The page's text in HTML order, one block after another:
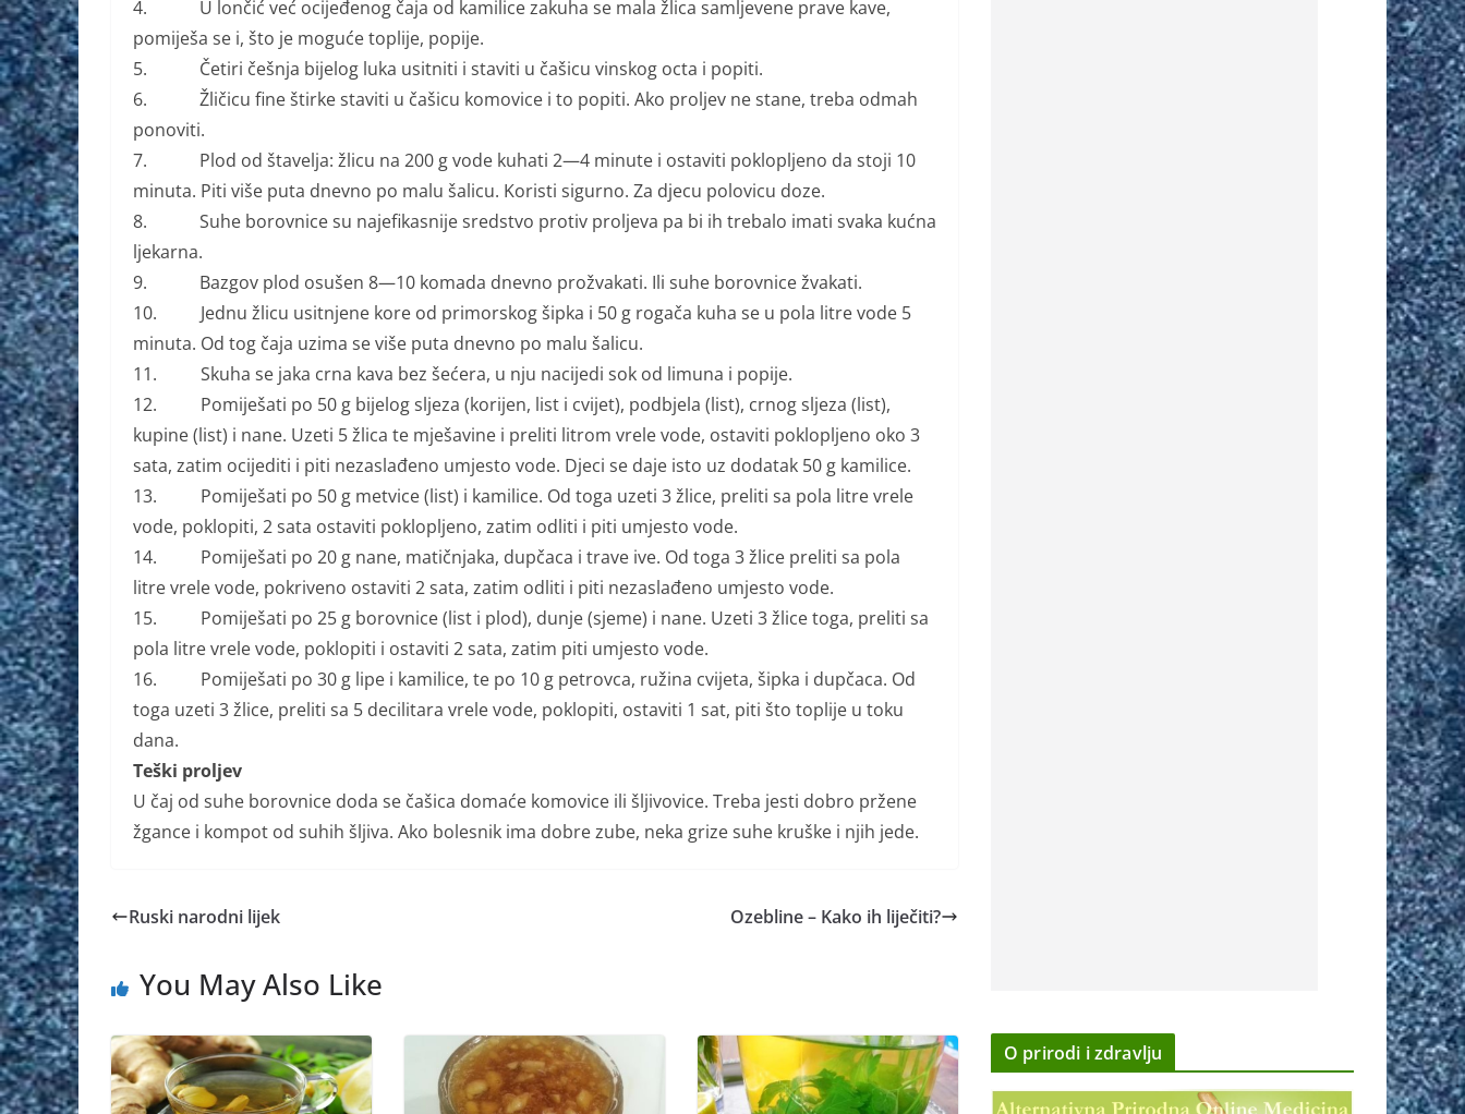
4. U lončić već ocijeđenog čaja od kamilice zakuha se mala žlica samljevene prave kave,
pomiješa se i, što je moguće toplije, popije.
5. Četiri češnja bijelog luka usitniti i staviti u čašicu vinskog octa i popiti.
6. Žličicu fine štirke staviti u čašicu komovice i to popiti. Ako proljev ne stane, treba odmah
ponoviti.
7. Plod od štavelja: žlicu na 200 g vode kuhati 2—4 minute i ostaviti poklopljeno da stoji 10
minuta. Piti više puta dnevno po malu šalicu. Koristi sigurno. Za djecu polovicu doze.
8. Suhe borovnice su najefikasnije sredstvo protiv proljeva pa bi ih trebalo imati svaka kućna
ljekarna.
9. Bazgov plod osušen 8—10 komada dnevno prožvakati. Ili suhe borovnice žvakati.
10. Jednu žlicu usitnjene kore od primorskog šipka i 50 g rogača kuha se u pola litre vode 5
minuta. Od tog čaja uzima se više puta dnevno po malu šalicu.
11. Skuha se jaka crna kava bez šećera, u nju nacijedi sok od limuna i popije.
12. Pomiješati po 50 g bijelog sljeza (korijen, list i cvijet), podbjela (list), crnog sljeza (list),
kupine (list) i nane. Uzeti 5 žlica te mješavine i preliti litrom vrele vode, ostaviti poklopljeno oko 3
sata, zatim ocijediti i piti nezaslađeno umjesto vode. Djeci se daje isto uz dodatak 50 g kamilice.
13. Pomiješati po 50 g metvice (list) i kamilice. Od toga uzeti 3 žlice, preliti sa pola litre vrele
vode, poklopiti, 2 sata ostaviti poklopljeno, zatim odliti i piti umjesto vode.
14. Pomiješati po 20 g nane, matičnjaka, dupčaca i trave ive. Od toga 3 žlice preliti sa pola
litre vrele vode, pokriveno ostaviti 2 sata, zatim odliti i piti nezaslađeno umjesto vode.
15. Pomiješati po 25 g borovnice (list i plod), dunje (sjeme) i nane. Uzeti 3 žlice toga, preliti sa
pola litre vrele vode, poklopiti i ostaviti 2 sata, zatim piti umjesto vode.
16. Pomiješati po 30 g lipe i kamilice, te po 10 g petrovca, ružina cvijeta, šipka i dupčaca. Od
toga uzeti 3 žlice, preliti sa 5 decilitara vrele vode, poklopiti, ostaviti 1 sat, piti što toplije u toku
dana.
Teški proljev
U čaj od suhe borovnice doda se čašica domaće komovice ili šljivovice. Treba jesti dobro pržene
žgance i kompot od suhih šljiva. Ako bolesnik ima dobre zube, neka grize suhe kruške i njih jede.
Ruski narodni lijek Ozebline – Kako ih liječiti?
You May Also Like
O prirodi i zdravlju